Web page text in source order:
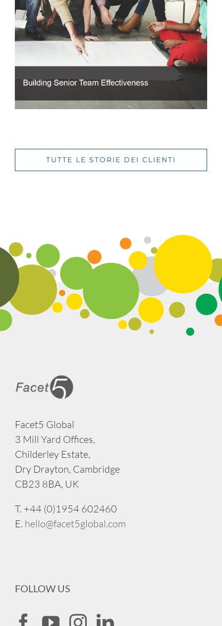
TUTTE LE STORIE DEI CLIENTI
Facet5 Global
3 Mill Yard Offices,
Childerley Estate,
Dry Drayton, Cambridge
CB23 8BA, UK
T. +44 (0)1954 602460
E. hello@facet5global.com
FOLLOW US